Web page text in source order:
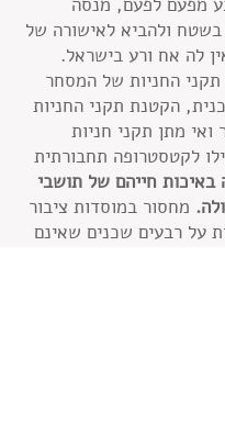
בשטח ולהביא לאישורה של
לה אח ורע בישראל.
החניות של המסחר
הקטנת תקני החניות
ואי מתן תקני חניות
לקטסטרופה תחבורתית
באיכות חייהם של תושבי
מחסור במוסדות ציבור
על רבעים שכנים שאינם